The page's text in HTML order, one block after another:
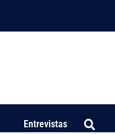
Entrevistas